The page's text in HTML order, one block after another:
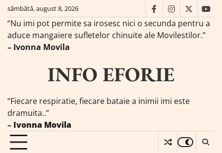
Skip
content
sâmbătă, august 8, 2026 facebookinstagram
twitter
“Nu imi pot permite sa irosesc nici o secunda pentru a
aduce mangaiere sufletelor chinuite ale Movilestilor.”
– Ivonna Movila
INFO EFORIE
“Fiecare respiratie, fiecare bataie a inimii imi este
dramuita..”
– Ivonna Movila